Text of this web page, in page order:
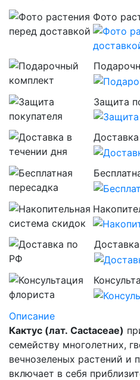
Фото
Защита
Описание
Кактус (лат. Cactaceae)
семейству многолетних,
вечнозеленых растений и
включает в себя